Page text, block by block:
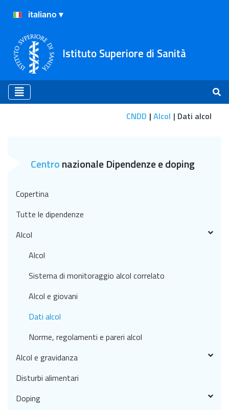
Istituto Superiore di Sanità
CNDD Alcol Dati alcol
Centronazionale Dipendenze e doping
Copertina
Tutte le dipendenze
Alcol
Alcol
Sistema di monitoraggio alcol correlato
Alcol e giovani
Dati alcol
Norme, regolamenti e pareri alcol
Alcol e gravidanza
Disturbi alimentari
Doping